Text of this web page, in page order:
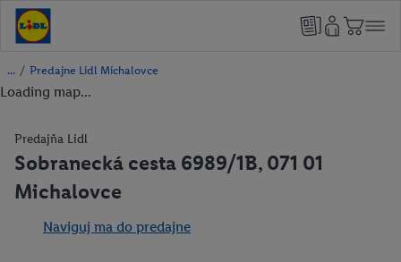
/ Predajne Lidl Michalovce
Loading map...
Predajňa Lidl
Sobranecká cesta 6989/1B, 071 01
Michalovce
Naviguj ma do predajne